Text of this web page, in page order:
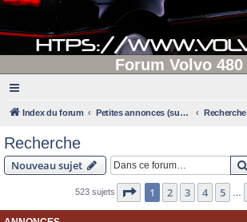
Forum Volvo 480
Index du forum Petites annonces (supprimées après 90 jours d'inactivité) Recherche
Recherche
Nouveau sujet
523 sujets Page 1sur21
1 2 3 4 5